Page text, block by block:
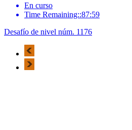
En curso
Time Remaining::87:59
Desafío de nivel núm. 1176